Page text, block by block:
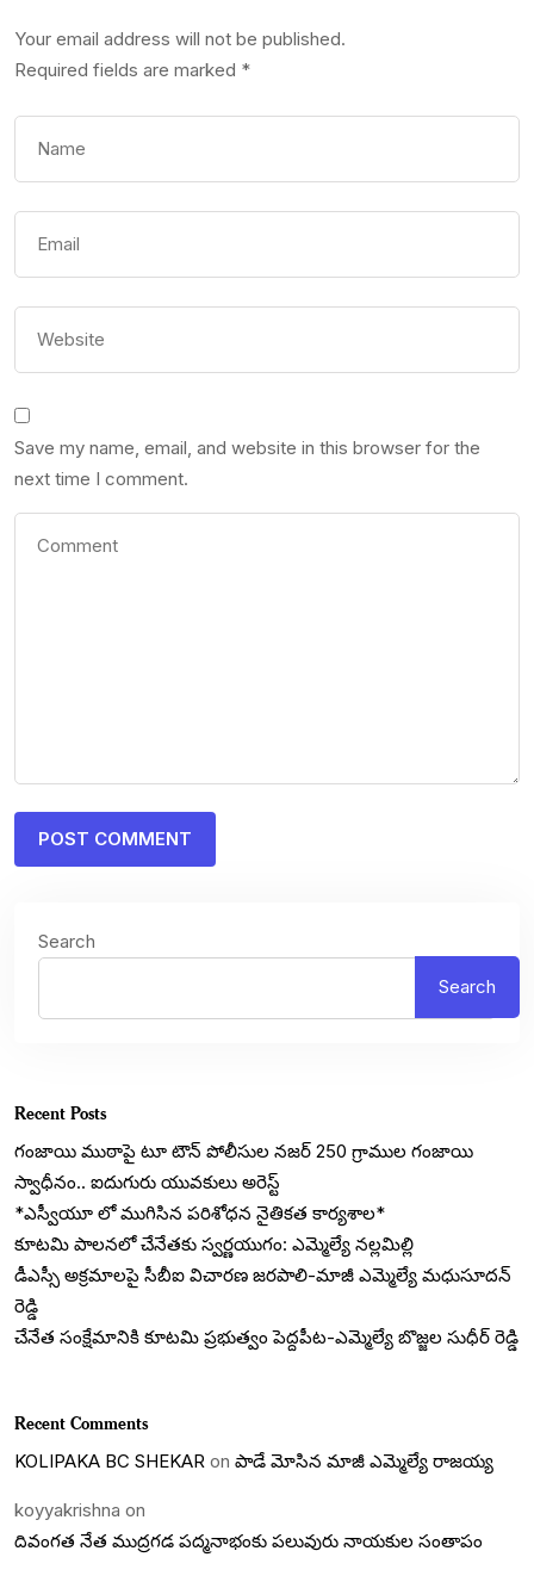
Your email address will not be published.
Required fields are marked *
Save my name, email, and website in this browser for the
next time I comment.
Search
Search
Recent Posts
గంజాయి ముఠాపై టూ టౌన్ పోలీసుల నజర్ 250 గ్రాముల గంజాయి
స్వాధీనం.. ఐదుగురు యువకులు అరెస్ట్
*ఎస్వీయూ లో ముగిసిన పరిశోధన నైతికత కార్యశాల*
కూటమి పాలనలో చేనేతకు స్వర్ణయుగం: ఎమ్మెల్యే నల్లమిల్లి
డీఎస్సీ అక్రమాలపై సీబీఐ విచారణ జరపాలి-మాజీ ఎమ్మెల్యే మధుసూదన్
రెడ్డి
చేనేత సంక్షేమానికి కూటమి ప్రభుత్వం పెద్దపీట-ఎమ్మెల్యే బొజ్జల సుధీర్ రెడ్డి
Recent Comments
KOLIPAKA BC SHEKAR on పాడే మోసిన మాజీ ఎమ్మెల్యే రాజయ్య
koyyakrishna on
దివంగత నేత ముద్రగడ పద్మనాభంకు పలువురు నాయకుల సంతాపం